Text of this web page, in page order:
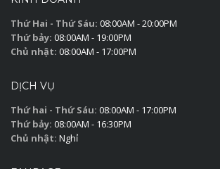
Thứ Hai - Thứ Sáu: 08:00AM - 20:00PM
Thứ bảy: 08:00AM - 19:00PM
Chủ nhật: 08:00AM - 17:00PM
DỊCH VỤ
Thứ hai - Thứ Sáu: 08:00AM - 17:00PM
Thứ bảy: 08:00AM - 16:30PM
Chủ nhật: Nghỉ